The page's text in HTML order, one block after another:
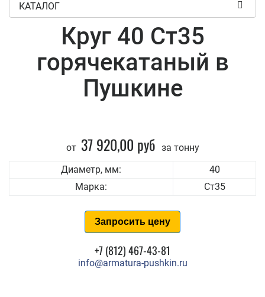
КАТАЛОГ
Круг 40 Ст35
горячекатаный в
Пушкине
от 37 920,00 руб за тонну
Диаметр, мм:
40
Марка:
Ст35
Запросить цену
+7 (812) 467-43-81
info@armatura-pushkin.ru